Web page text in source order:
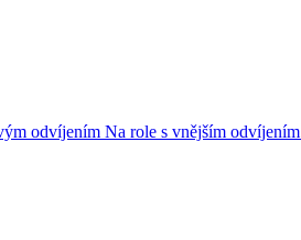
odvíjením Na role s vnějším odvíjením